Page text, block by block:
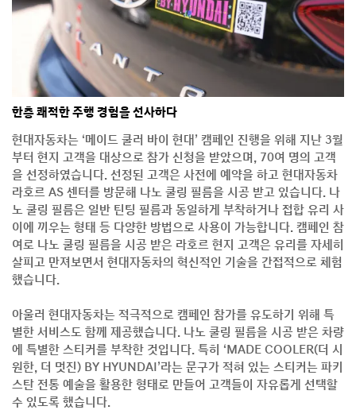
한층 쾌적한 주행 경험을 선사하다
현대자동차는 ‘메이드 쿨러 바이 현대’ 캠페인 진행을 위해 지난 3월
부터 현지 고객을 대상으로 참가 신청을 받았으며, 70여 명의 고객
을 선정하였습니다. 선정된 고객은 사전에 예약을 하고 현대자동차
라호르 AS 센터를 방문해 나노 쿨링 필름을 시공 받고 있습니다. 나
노 쿨링 필름은 일반 틴팅 필름과 동일하게 부착하거나 접합 유리 사
이에 끼우는 형태 등 다양한 방법으로 사용이 가능합니다. 캠페인 참
여로 나노 쿨링 필름을 시공 받은 라호르 현지 고객은 유리를 자세히
살피고 만져보면서 현대자동차의 혁신적인 기술을 간접적으로 체험
했습니다.
아울러 현대자동차는 적극적으로 캠페인 참가를 유도하기 위해 특
별한 서비스도 함께 제공했습니다. 나노 쿨링 필름을 시공 받은 차량
에 특별한 스티커를 부착한 것입니다. 특히 ‘MADE COOLER(더 시
원한, 더 멋진) BY HYUNDAI’라는 문구가 적혀 있는 스티커는 파키
스탄 전통 예술을 활용한 형태로 만들어 고객들이 자유롭게 선택할
수 있도록 했습니다.